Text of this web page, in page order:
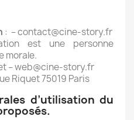
: – contact@cine-story.fr
est une personne
morale.
– web@cine-story.fr
Riquet 75019 Paris
d’utilisation du